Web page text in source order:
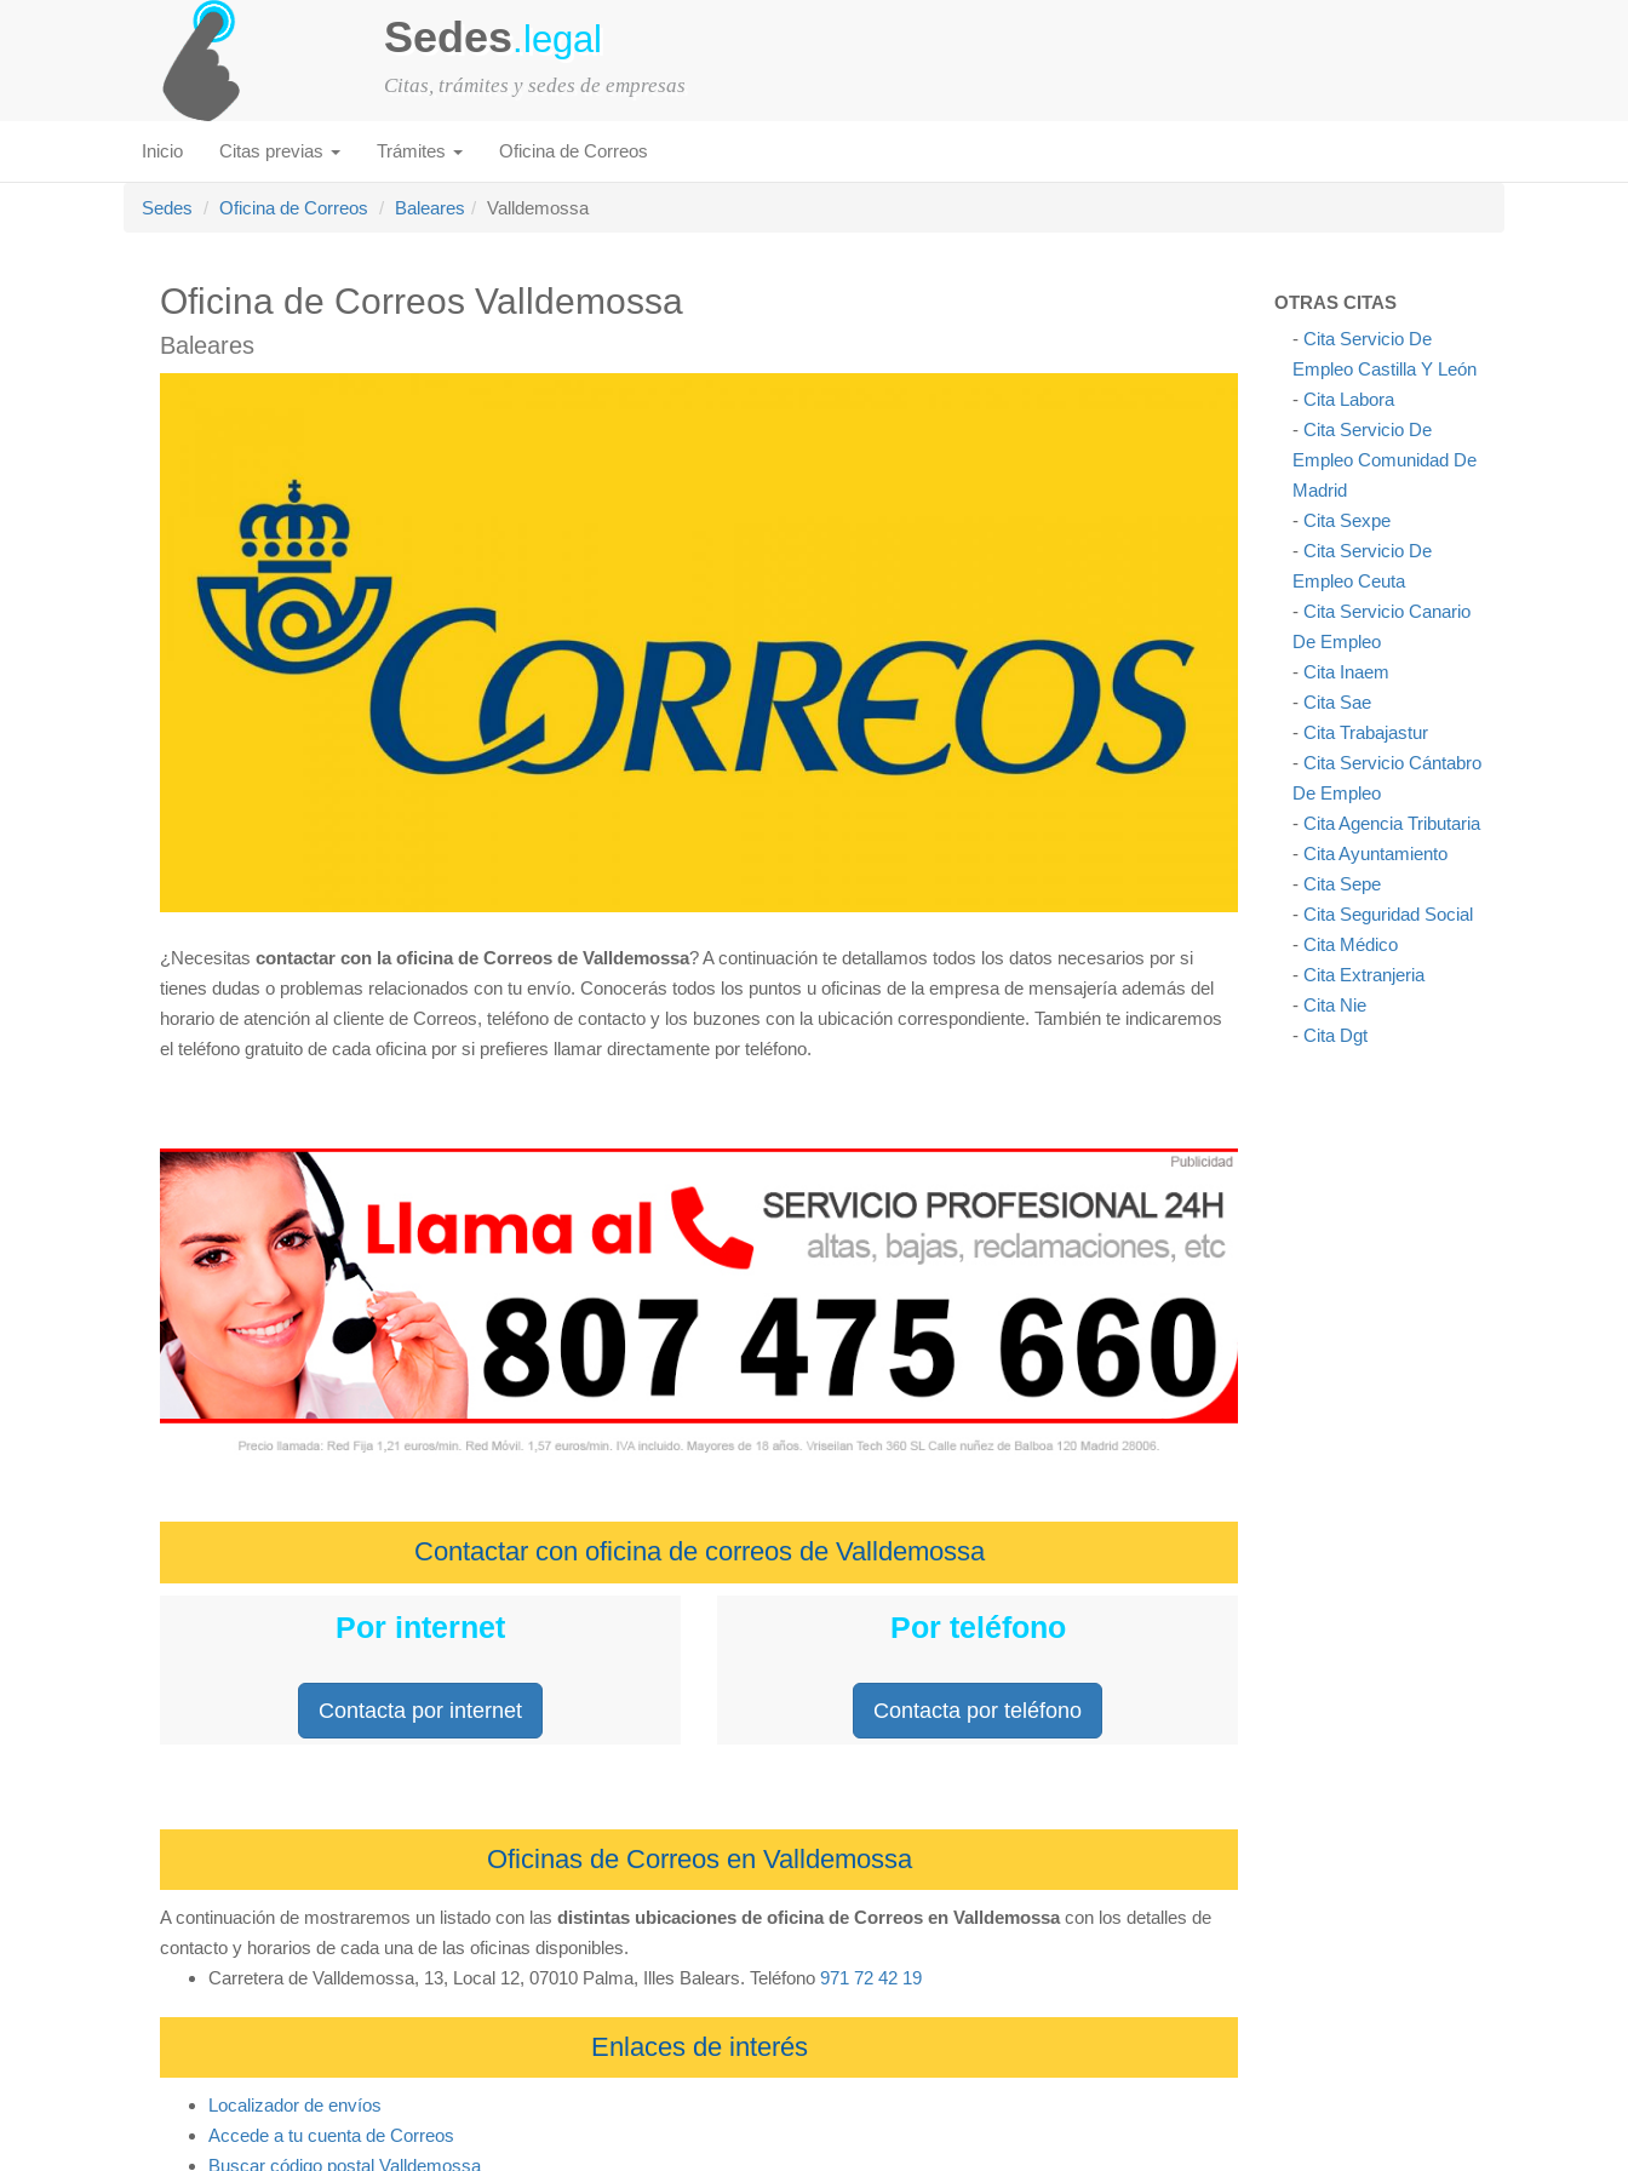
Sedes.legal
Citas, trámites y sedes de empresas
Inicio Citas previas Trámites Oficina de Correos
Sedes Oficina de Correos Baleares Valldemossa
Oficina de Correos Valldemossa
Baleares
¿Necesitas contactar con la oficina de Correos de Valldemossa? A continuación te detallamos todos los datos necesarios por si
tienes dudas o problemas relacionados con tu envío. Conocerás todos los puntos u oficinas de la empresa de mensajería además del
horario de atención al cliente de Correos, teléfono de contacto y los buzones con la ubicación correspondiente. También te indicaremos
el teléfono gratuito de cada oficina por si prefieres llamar directamente por teléfono.
Contactar con oficina de correos de Valldemossa
Por internet
Contacta por internet
Por teléfono
Contacta por teléfono
Oficinas de Correos en Valldemossa
A continuación de mostraremos un listado con las distintas ubicaciones de oficina de Correos en Valldemossa con los detalles de
contacto y horarios de cada una de las oficinas disponibles.
Carretera de Valldemossa, 13, Local 12, 07010 Palma, Illes Balears. Teléfono 971 72 42 19
Enlaces de interés
Localizador de envíos
Accede a tu cuenta de Correos
Buscar código postal Valldemossa
OTRAS CITAS
- Cita Servicio De
Empleo Castilla Y León
- Cita Labora
- Cita Servicio De
Empleo Comunidad De
Madrid
- Cita Sexpe
- Cita Servicio De
Empleo Ceuta
- Cita Servicio Canario
De Empleo
- Cita Inaem
- Cita Sae
- Cita Trabajastur
- Cita Servicio Cántabro
De Empleo
- Cita Agencia Tributaria
- Cita Ayuntamiento
- Cita Sepe
- Cita Seguridad Social
- Cita Médico
- Cita Extranjeria
- Cita Nie
- Cita Dgt